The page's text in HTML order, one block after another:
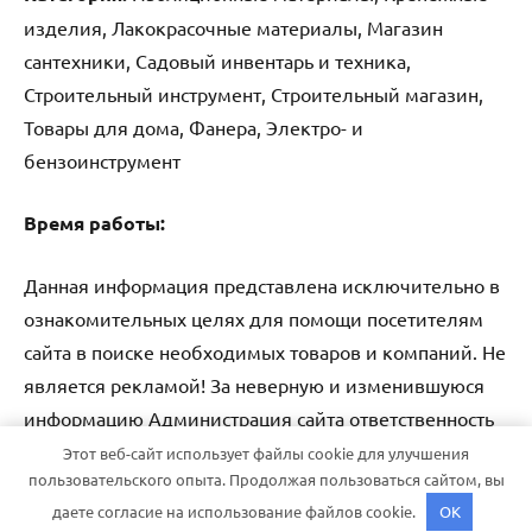
изделия, Лакокрасочные материалы, Магазин
сантехники, Садовый инвентарь и техника,
Строительный инструмент, Строительный магазин,
Товары для дома, Фанера, Электро- и
бензоинструмент
Время работы:
Данная информация представлена исключительно в
ознакомительных целях для помощи посетителям
сайта в поиске необходимых товаров и компаний. Не
является рекламой! За неверную и изменившуюся
информацию Администрация сайта ответственность
не несет.
Тема WordPress: Dynamico от ThemeZee.
Этот веб-сайт использует файлы cookie для улучшения
пользовательского опыта. Продолжая пользоваться сайтом, вы
даете согласие на использование файлов cookie.
OK